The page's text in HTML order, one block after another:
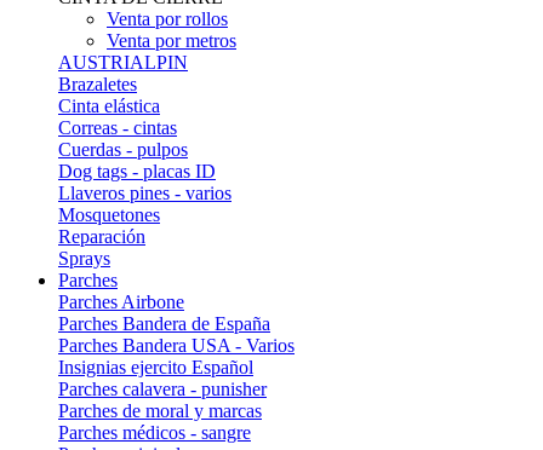
Venta por rollos
Venta por metros
AUSTRIALPIN
Brazaletes
Cinta elástica
Correas - cintas
Cuerdas - pulpos
Dog tags - placas ID
Llaveros pines - varios
Mosquetones
Reparación
Sprays
Parches
Parches Airbone
Parches Bandera de España
Parches Bandera USA - Varios
Insignias ejercito Español
Parches calavera - punisher
Parches de moral y marcas
Parches médicos - sangre